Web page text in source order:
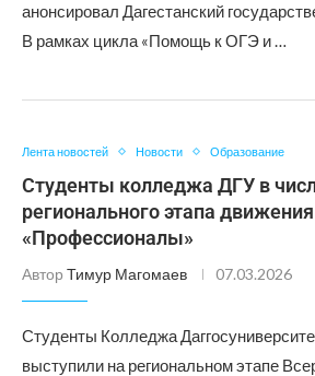
анонсировал Дагестанский
В рамках цикла «Помощь к ОГЭ и …
Лента новостей Новости Образование
Студенты колледжа ДГУ в
регионального этапа движения
«Профессионалы»
Автор Тимур Магомаев 07.03.2026
Студенты Колледжа
выступили на региональном этапе